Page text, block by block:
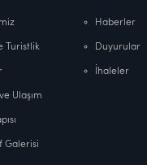
Turistlik
Ulaşım
Galerisi
Haberler
Duyurular
İhaleler